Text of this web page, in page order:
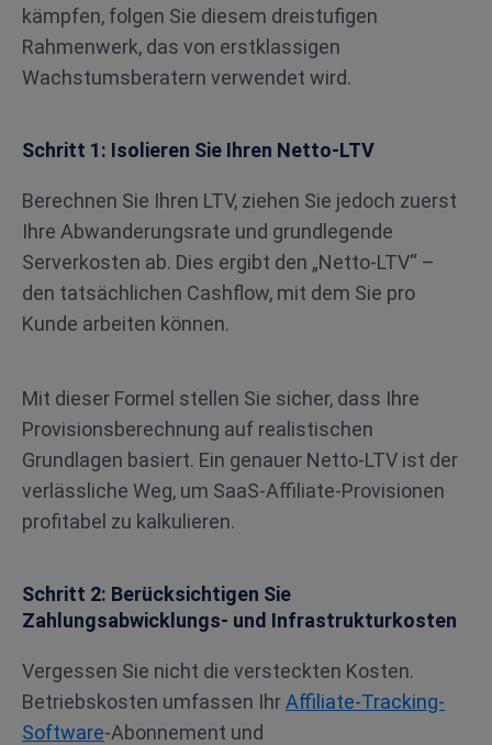
kämpfen, folgen Sie diesem dreistufigen
Rahmenwerk, das von erstklassigen
Wachstumsberatern verwendet wird.
Schritt 1: Isolieren Sie Ihren Netto-LTV
Berechnen Sie Ihren LTV, ziehen Sie jedoch zuerst
Ihre Abwanderungsrate und grundlegende
Serverkosten ab. Dies ergibt den „Netto-LTV“ –
den tatsächlichen Cashflow, mit dem Sie pro
Kunde arbeiten können.
Mit dieser Formel stellen Sie sicher, dass Ihre
Provisionsberechnung auf realistischen
Grundlagen basiert. Ein genauer Netto-LTV ist der
verlässliche Weg, um SaaS-Affiliate-Provisionen
profitabel zu kalkulieren.
Schritt 2: Berücksichtigen Sie
Zahlungsabwicklungs- und Infrastrukturkosten
Vergessen Sie nicht die versteckten Kosten.
Betriebskosten umfassen IhrAffiliate-Tracking-
Software-Abonnement und